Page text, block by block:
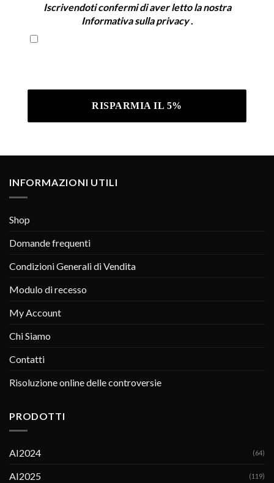
Iscrivendoti confermi di aver letto la nostra
Informativa sulla privacy.
INFORMAZIONI UTILI
Shop
Domande frequenti
Condizioni Generali di Vendita
Modulo di recesso
My Account
Chi Siamo
Contatti
Risoluzione online delle controversie
PRODOTTI
AI2024 (64)
AI2025 (119)